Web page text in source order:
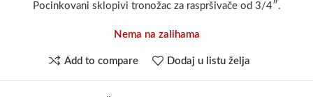
Pocinkovani sklopivi tronožac za raspršivače od 3/4″.
Nema na zalihama
Add to compare Dodaj u listu želja